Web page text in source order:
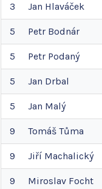
3 Jan Hlaváček
5 Petr Bodnár
5 Petr Podaný
5 Jan Drbal
5 Jan Malý
9 Tomáš Tůma
9 Jiří Machalický
9 Miroslav Focht